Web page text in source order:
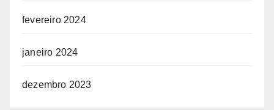
fevereiro 2024
janeiro 2024
dezembro 2023